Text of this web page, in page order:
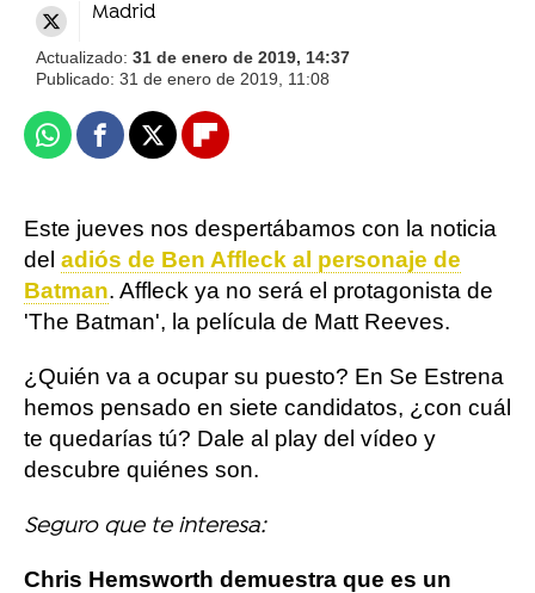
Madrid
Actualizado: 31 de enero de 2019, 14:37
Publicado: 31 de enero de 2019, 11:08
WhatsappFacebook
X Flipboard
Este jueves nos despertábamos con la noticia
del adiós de Ben Affleck al personaje de
Batman. Affleck ya no será el protagonista de
'The Batman', la película de Matt Reeves.
¿Quién va a ocupar su puesto? En Se Estrena
hemos pensado en siete candidatos, ¿con cuál
te quedarías tú? Dale al play del vídeo y
descubre quiénes son.
Seguro que te interesa:
Chris Hemsworth demuestra que es un